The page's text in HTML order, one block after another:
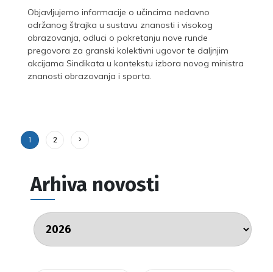
Objavljujemo informacije o učincima nedavno
održanog štrajka u sustavu znanosti i visokog
obrazovanja, odluci o pokretanju nove runde
pregovora za granski kolektivni ugovor te daljnjim
akcijama Sindikata u kontekstu izbora novog ministra
znanosti obrazovanja i sporta.
1 2 >
Arhiva novosti